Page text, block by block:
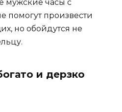
мужские часы с
помогут произвести
но обойдутся не
и дерзко